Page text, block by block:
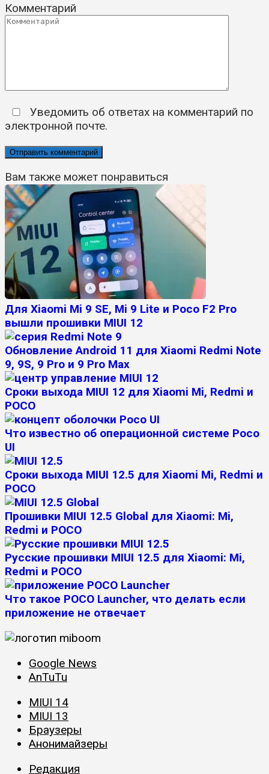
Комментарий
Уведомить об ответах на комментарий по
электронной почте.
Вам также может понравиться
Для Xiaomi Mi 9 SE, Mi 9 Lite и Poco F2 Pro
вышли прошивки MIUI 12
Обновление Android 11 для Xiaomi Redmi Note
9, 9S, 9 Pro и 9 Pro Max
Сроки выхода MIUI 12 для Xiaomi Mi, Redmi и
POCO
Что известно об операционной системе Poco
UI
Сроки выхода MIUI 12.5 для Xiaomi Mi, Redmi и
POCO
Прошивки MIUI 12.5 Global для Xiaomi: Mi,
Redmi и POCO
Русские прошивки MIUI 12.5 для Xiaomi: Mi,
Redmi и POCO
Что такое POCO Launcher, что делать если
приложение не отвечает
Google News
AnTuTu
MIUI 14
MIUI 13
Браузеры
Анонимайзеры
Редакция